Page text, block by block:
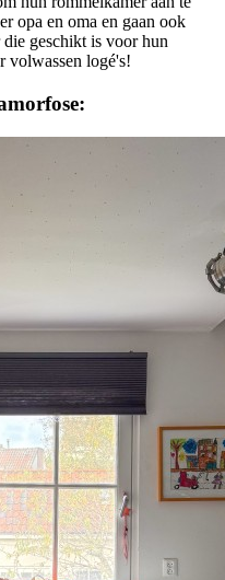
opa en oma en gaan ook
geschikt is voor hun
volwassen logé's!